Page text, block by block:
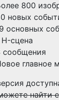
800
новых
основных
H-сцена
сообщения
главное
найти